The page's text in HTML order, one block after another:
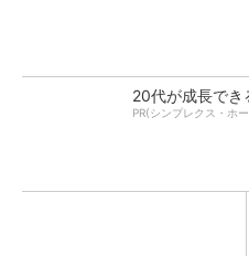
20代が成長でき
PR(シンプレクス・ホ